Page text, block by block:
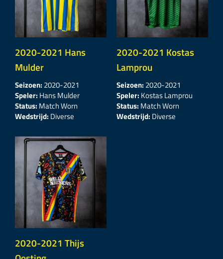
2020-2021 Hans
Mulder
Seizoen: 2020-2021
Speler: Hans Mulder
Status: Match Worn
Wedstrijd: Diverse
2020-2021 Kostas
Lamprou
Seizoen: 2020-2021
Speler: Kostas Lamprou
Status: Match Worn
Wedstrijd: Diverse
2020-2021 Thijs